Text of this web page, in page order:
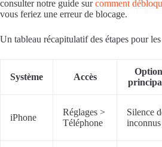
consulter notre guide surcomment
vous feriez une erreur de blocage.
Un tableau récapitulatif des étapes pour
Système Accès
Option
iPhone
Réglages >
Téléphone
Silence
inconnus